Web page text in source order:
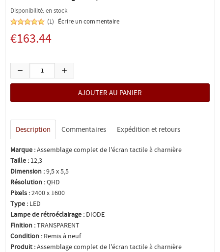
Disponibilité: en stock
(1) Écrire un commentaire
€163.44
Description Commentaires Expédition et retours
Marque :Assemblage complet de l'écran tactile à charnière
Taille : 12,3
Dimension :9,5 x 5,5
Résolution :QHD
Pixels :2400 x 1600
Type : LED
Lampe de rétroéclairage : DIODE
Finition :TRANSPARENT
Condition : Remis à neuf
Produit :Assemblage complet de l'écran tactile à charnière